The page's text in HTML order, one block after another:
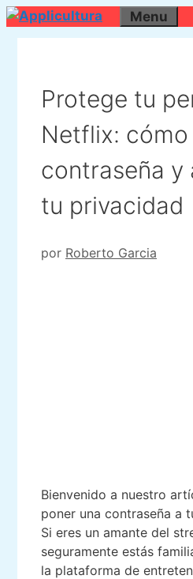
Saltar
Menu
Protege tu
Netflix:
contraseña y
tu privacidad
por Roberto Garcia
Bienvenido a nuestro
poner una contraseña a
Si eres un amante del
seguramente estás
la plataforma de